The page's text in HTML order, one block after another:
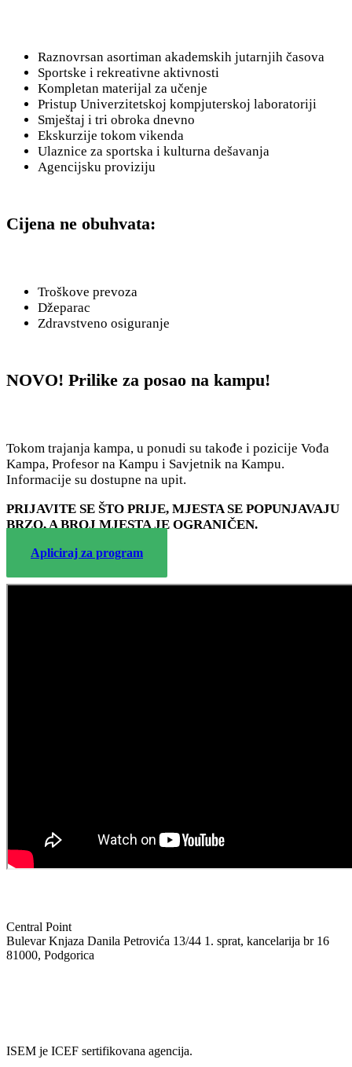
Raznovrsan asortiman akademskih jutarnjih časova
Sportske i rekreativne aktivnosti
Kompletan materijal za učenje
Pristup Univerzitetskoj kompjuterskoj laboratoriji
Smještaj i tri obroka dnevno
Ekskurzije tokom vikenda
Ulaznice za sportska i kulturna dešavanja
Agencijsku proviziju
Cijena ne obuhvata:
Troškove prevoza
Džeparac
Zdravstveno osiguranje
NOVO! Prilike za posao na kampu!
Tokom trajanja kampa, u ponudi su takođe i pozicije Vođa
Kampa, Profesor na Kampu i Savjetnik na Kampu.
Informacije su dostupne na upit.
PRIJAVITE SE ŠTO PRIJE, MJESTA SE POPUNJAVAJU
BRZO, A BROJ MJESTA JE OGRANIČEN.
Apliciraj za program
Central Point
Bulevar Knjaza Danila Petrovića 13/44 1. sprat, kancelarija br 16
81000, Podgorica
ISEM je ICEF sertifikovana agencija.